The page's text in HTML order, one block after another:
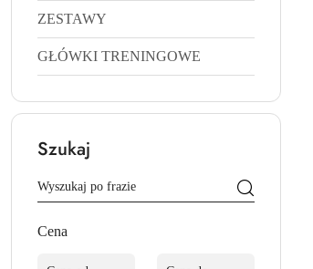
ZESTAWY
GŁÓWKI TRENINGOWE
Szukaj
Cena